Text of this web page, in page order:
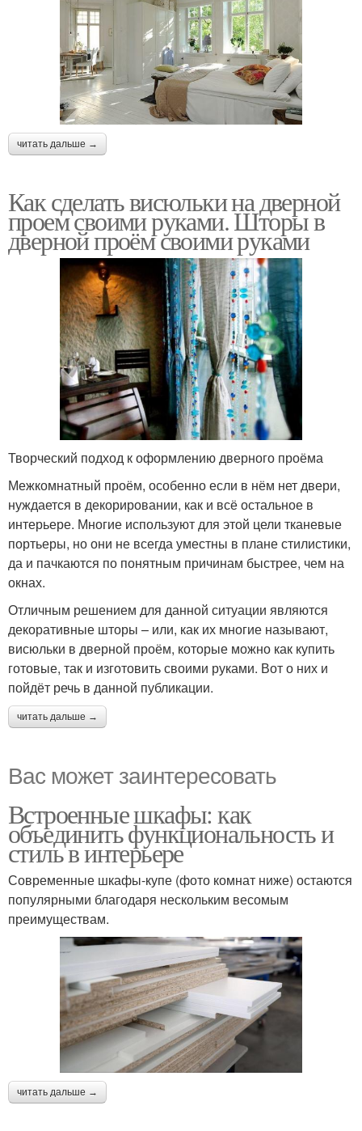
читать дальше →
Как сделать висюльки на дверной
проем своими руками. Шторы в
дверной проём своими руками
Творческий подход к оформлению дверного проёма
Межкомнатный проём, особенно если в нём нет двери,
нуждается в декорировании, как и всё остальное в
интерьере. Многие используют для этой цели тканевые
портьеры, но они не всегда уместны в плане стилистики,
да и пачкаются по понятным причинам быстрее, чем на
окнах.
Отличным решением для данной ситуации являются
декоративные шторы – или, как их многие называют,
висюльки в дверной проём, которые можно как купить
готовые, так и изготовить своими руками. Вот о них и
пойдёт речь в данной публикации.
читать дальше →
Вас может заинтересовать
Встроенные шкафы: как
объединить функциональность и
стиль в интерьере
Современные шкафы-купе (фото комнат ниже) остаются
популярными благодаря нескольким весомым
преимуществам.
читать дальше →